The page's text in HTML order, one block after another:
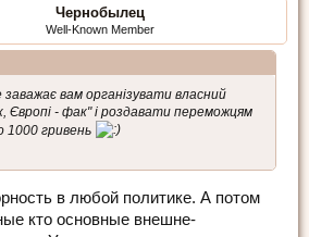
Чернобылец
Well-Known Member
вам організувати власний
Європі - фак" і роздавати переможцям
1000 гривень
в любой политике. А потом
кто основные внешне-